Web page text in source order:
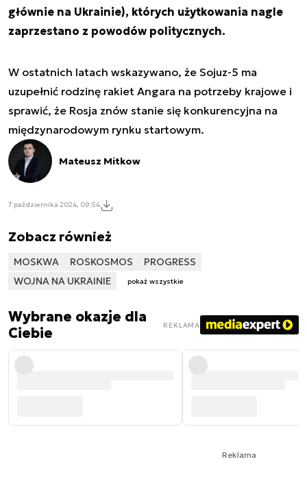
głównie na Ukrainie), których użytkowania nagle
zaprzestano z powodów politycznych.
W ostatnich latach wskazywano, że Sojuz-5 ma
uzupełnić rodzinę rakiet Angara na potrzeby krajowe i
sprawić, że Rosja znów stanie się konkurencyjna na
międzynarodowym rynku startowym.
Mateusz Mitkow
7 października 2024, 09:54
Zobacz również
MOSKWA ROSKOSMOS
PROGRESS
WOJNA NA UKRAINIE
pokaż wszystkie
Wybrane okazje dla
Ciebie
REKLAMA
Reklama